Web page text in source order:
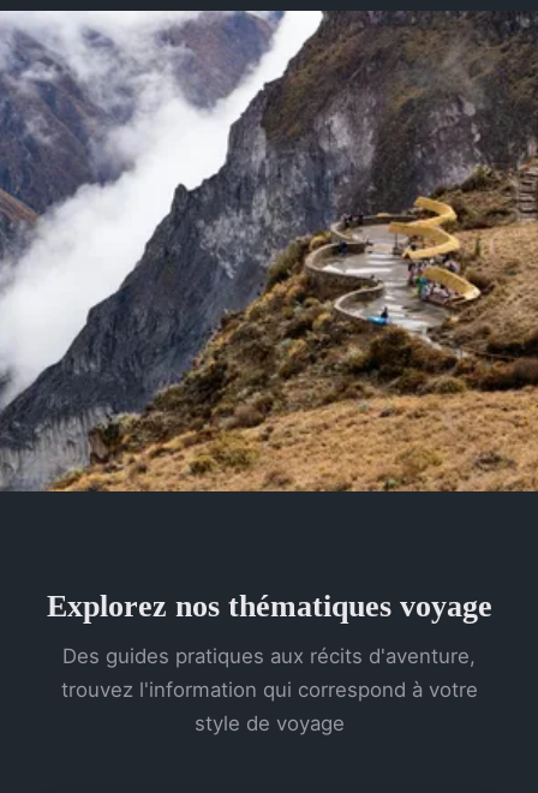
Explorez nos thématiques voyage
Des guides pratiques aux récits d'aventure,
trouvez l'information qui correspond à votre
style de voyage